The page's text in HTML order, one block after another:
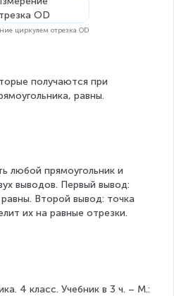
циркулем отрезка OD
получаются при
равны.
любой прямоугольник и
выводов. Первый вывод:
Второй вывод: точка
их на равные отрезки.
4 класс. Учебник в 3 ч. – М.: